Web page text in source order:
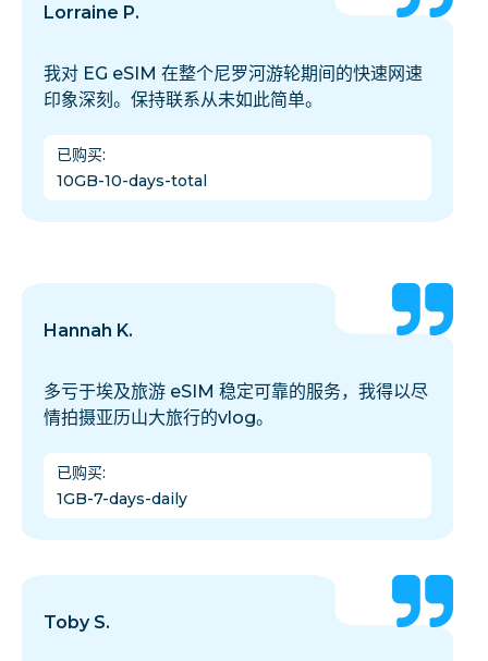
Lorraine P.
我对 EG eSIM 在整个尼罗河游轮期间的快速网速
印象深刻。保持联系从未如此简单。
已购买:
10GB-10-days-total
Hannah K.
多亏于埃及旅游 eSIM 稳定可靠的服务，我得以尽
情拍摄亚历山大旅行的vlog。
已购买:
1GB-7-days-daily
Toby S.